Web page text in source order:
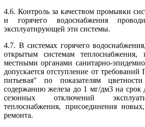
4.6. Контроль за качеством промывки
и горячего водоснабжения
эксплуатирующей эти системы.
4.7. В системах горячего
открытым системам теплоснабжения,
местными органами санитарно-
допускается отступление от
питьевая" по показателям
содержанию железа до 1 мг/дм3 на срок
сезонных отключений
теплоснабжения, присоединения
ремонта.